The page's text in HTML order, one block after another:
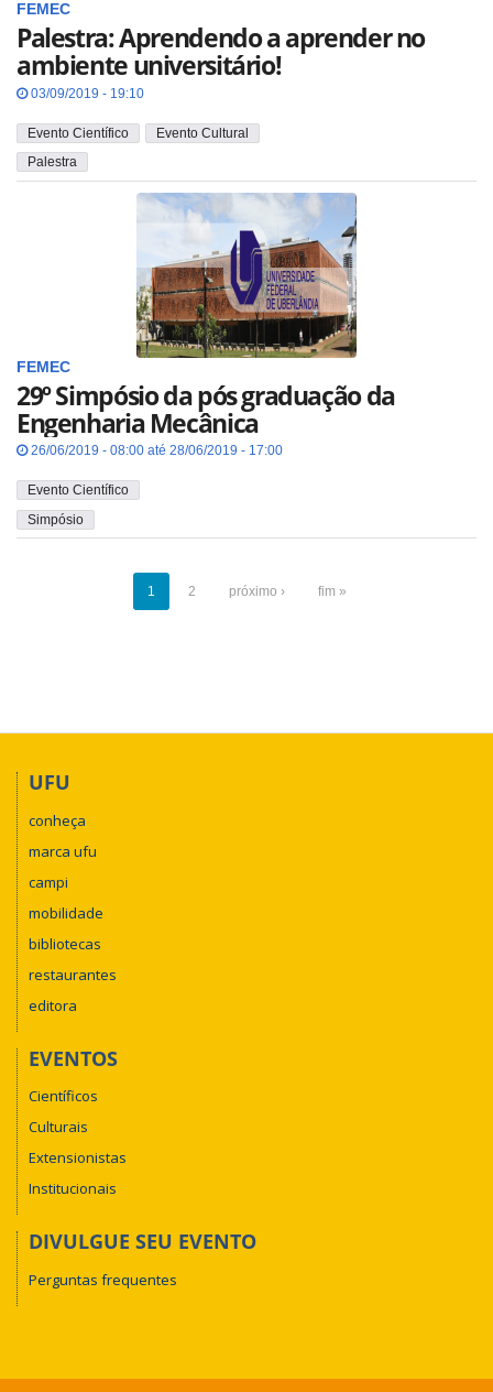
FEMEC
Palestra: Aprendendo a aprender no
ambiente universitário!
03/09/2019 - 19:10
Evento Científico
Evento Cultural
Palestra
FEMEC
29º Simpósio da pós graduação da
Engenharia Mecânica
26/06/2019 - 08:00 até 28/06/2019 - 17:00
Evento Científico
Simpósio
1 2 próximo › fim »
UFU
conheça
marca ufu
campi
mobilidade
bibliotecas
restaurantes
editora
EVENTOS
Científicos
Culturais
Extensionistas
Institucionais
DIVULGUE SEU EVENTO
Perguntas frequentes